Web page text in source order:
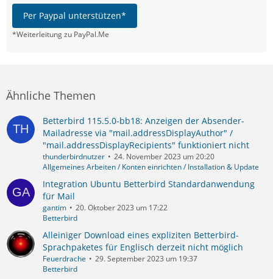
Per Paypal unterstützen*
*Weiterleitung zu PayPal.Me
Ähnliche Themen
Betterbird 115.5.0-bb18: Anzeigen der Absender-
Mailadresse via "mail.addressDisplayAuthor" /
"mail.addressDisplayRecipients" funktioniert nicht
thunderbirdnutzer
24. November 2023 um 20:20
Allgemeines Arbeiten / Konten einrichten / Installation & Update
Integration Ubuntu Betterbird Standardanwendung
für Mail
gantim
20. Oktober 2023 um 17:22
Betterbird
Alleiniger Download eines expliziten Betterbird-
Sprachpaketes für Englisch derzeit nicht möglich
Feuerdrache
29. September 2023 um 19:37
Betterbird